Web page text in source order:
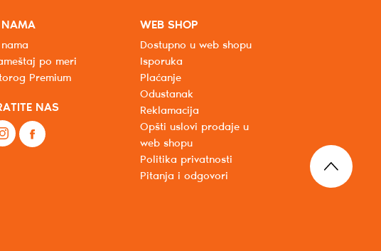
po meri
Premium
NAS
WEB SHOP
Dostupno u web shopu
Isporuka
Plaćanje
Odustanak
Reklamacija
Opšti uslovi prodaje u
web shopu
Politika privatnosti
Pitanja i odgovori